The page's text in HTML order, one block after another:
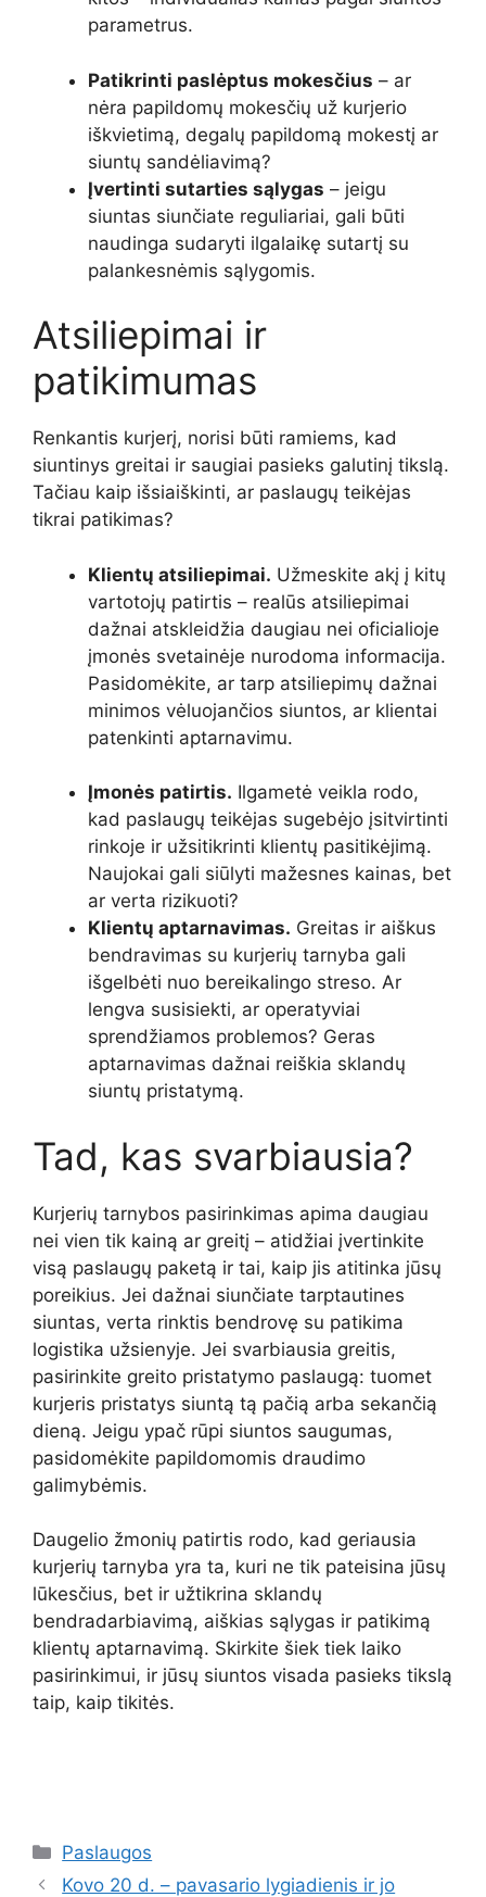
parametrus.
Patikrinti paslėptus mokesčius – ar
nėra papildomų mokesčių už kurjerio
iškvietimą, degalų papildomą mokestį ar
siuntų sandėliavimą?
Įvertinti sutarties sąlygas – jeigu
siuntas siunčiate reguliariai, gali būti
naudinga sudaryti ilgalaikę sutartį su
palankesnėmis sąlygomis.
Atsiliepimai ir
patikimumas
Renkantis kurjerį, norisi būti ramiems, kad
siuntinys greitai ir saugiai pasieks galutinį tikslą.
Tačiau kaip išsiaiškinti, ar paslaugų teikėjas
tikrai patikimas?
Klientų atsiliepimai. Užmeskite akį į kitų
vartotojų patirtis – realūs atsiliepimai
dažnai atskleidžia daugiau nei oficialioje
įmonės svetainėje nurodoma informacija.
Pasidomėkite, ar tarp atsiliepimų dažnai
minimos vėluojančios siuntos, ar klientai
patenkinti aptarnavimu.
Įmonės patirtis. Ilgametė veikla rodo,
kad paslaugų teikėjas sugebėjo įsitvirtinti
rinkoje ir užsitikrinti klientų pasitikėjimą.
Naujokai gali siūlyti mažesnes kainas, bet
ar verta rizikuoti?
Klientų aptarnavimas. Greitas ir aiškus
bendravimas su kurjerių tarnyba gali
išgelbėti nuo bereikalingo streso. Ar
lengva susisiekti, ar operatyviai
sprendžiamos problemos? Geras
aptarnavimas dažnai reiškia sklandų
siuntų pristatymą.
Tad, kas svarbiausia?
Kurjerių tarnybos pasirinkimas apima daugiau
nei vien tik kainą ar greitį – atidžiai įvertinkite
visą paslaugų paketą ir tai, kaip jis atitinka jūsų
poreikius. Jei dažnai siunčiate tarptautines
siuntas, verta rinktis bendrovę su patikima
logistika užsienyje. Jei svarbiausia greitis,
pasirinkite greito pristatymo paslaugą: tuomet
kurjeris pristatys siuntą tą pačią arba sekančią
dieną. Jeigu ypač rūpi siuntos saugumas,
pasidomėkite papildomomis draudimo
galimybėmis.
Daugelio žmonių patirtis rodo, kad geriausia
kurjerių tarnyba yra ta, kuri ne tik pateisina jūsų
lūkesčius, bet ir užtikrina sklandų
bendradarbiavimą, aiškias sąlygas ir patikimą
klientų aptarnavimą. Skirkite šiek tiek laiko
pasirinkimui, ir jūsų siuntos visada pasieks tikslą
taip, kaip tikitės.
Kategorijos
Paslaugos
Kovo 20 d. – pavasario lygiadienis ir jo